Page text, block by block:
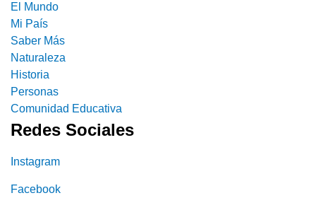
El Mundo
Mi País
Saber Más
Naturaleza
Historia
Personas
Comunidad Educativa
Redes Sociales
Instagram
Facebook